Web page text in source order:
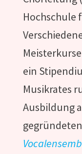
Hochschule
ein
Musikrates
Ausbildung